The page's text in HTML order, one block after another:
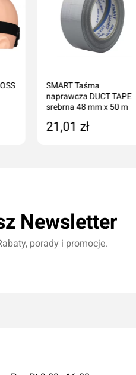
SMART Taśma
naprawcza DUCT TAPE
srebrna 48 mm x 50 m
21,01 zł
Newsletter
porady i promocje.